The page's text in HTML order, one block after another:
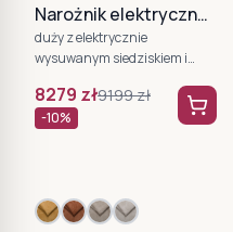
Narożnik elektryczny Magnetic XL
duży z elektrycznie
wysuwanym siedziskiem i
8279 zł9199zł
-10%